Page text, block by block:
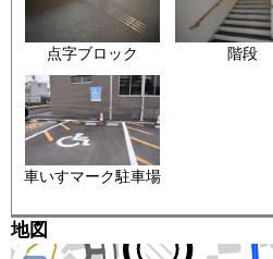
点字ブロック 階段
車いすマーク駐車場
地図